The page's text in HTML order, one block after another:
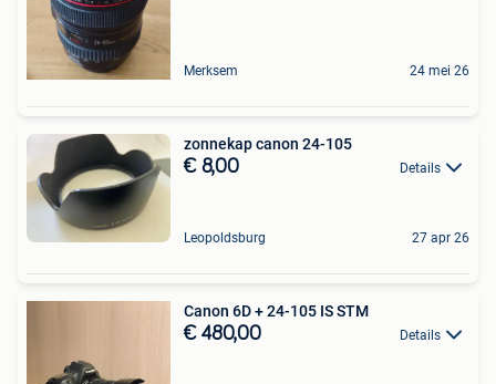
Merksem 24 mei 26
zonnekap canon 24-105
€ 8,00 Details
Leopoldsburg 27 apr 26
Canon 6D + 24-105 IS STM
€ 480,00 Details